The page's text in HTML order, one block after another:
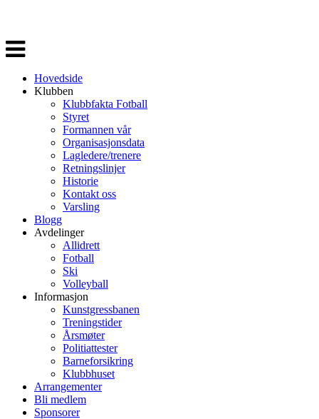
Veksle
navigasjon
Hovedside
Klubben
Klubbfakta Fotball
Styret
Formannen vår
Organisasjonsdata
Lagledere/trenere
Retningslinjer
Historie
Kontakt oss
Varsling
Blogg
Avdelinger
Allidrett
Fotball
Ski
Volleyball
Informasjon
Kunstgressbanen
Treningstider
Årsmøter
Politiattester
Barneforsikring
Klubbhuset
Arrangementer
Bli medlem
Sponsorer